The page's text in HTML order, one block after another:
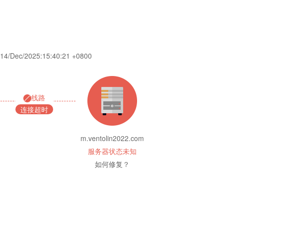
14/Dec/2025:15:40:21 +0800
线路
连接超时
m.ventolin2022.com
服务器状态未知
如何修复？